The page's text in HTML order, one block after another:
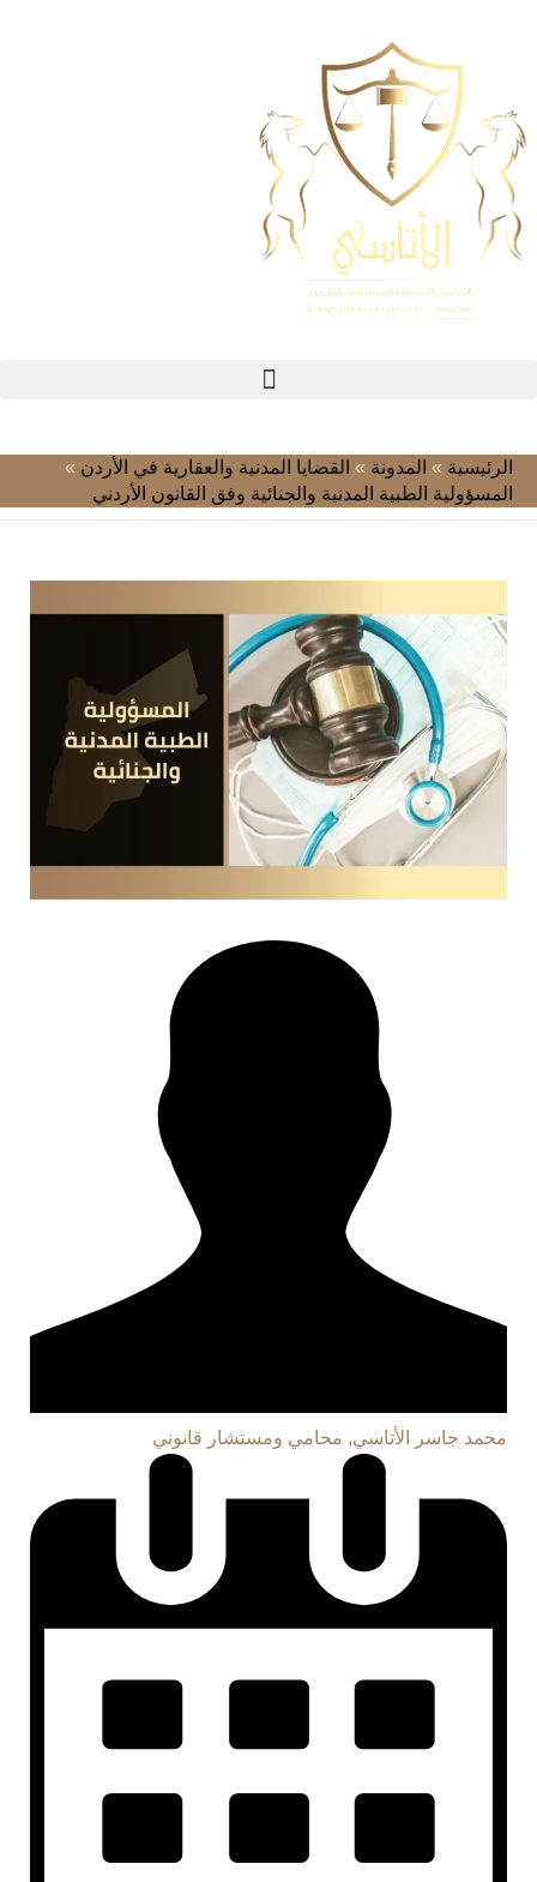
الرئيسية » المدونة » القضايا المدنية والعقارية في الأردن »
المسؤولية الطبية المدنية والجنائية وفق القانون الأردني
محمد جاسر الأتاسي, محامي ومستشار قانوني